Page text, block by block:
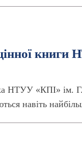
НТУУ «КПІ» ім.
навіть